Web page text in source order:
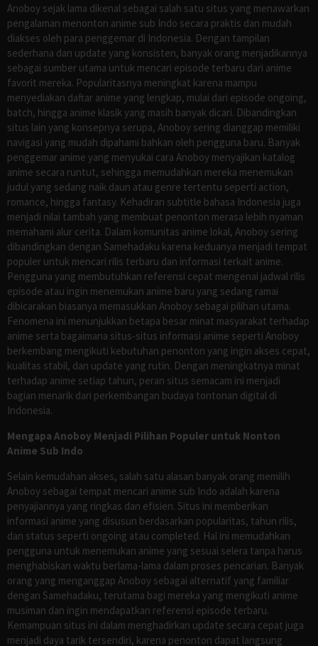
Anoboy sejak lama dikenal sebagai salah satu situs yang menawarkan
pengalaman menonton anime sub Indo secara praktis dan mudah
diakses oleh para penggemar di Indonesia. Dengan tampilan
sederhana dan update yang konsisten, banyak orang menjadikannya
sebagai sumber utama untuk mencari episode terbaru dari anime
favorit mereka. Popularitasnya meningkat karena mampu
menyediakan daftar anime yang lengkap, mulai dari episode ongoing,
batch, hingga anime klasik yang masih banyak dicari. Dibandingkan
situs lain yang konsepnya serupa, Anoboy sering dianggap memiliki
navigasi yang mudah dipahami bahkan oleh pengguna baru. Banyak
penggemar anime yang menyukai cara Anoboy menyajikan katalog
anime secara runtut, sehingga memudahkan mereka menemukan
judul yang sedang naik daun atau genre tertentu seperti action,
romance, hingga fantasy. Kehadiran subtitle bahasa Indonesia juga
menjadi nilai tambah yang membuat penonton merasa lebih nyaman
memahami alur cerita. Dalam komunitas anime lokal, Anoboy sering
dibandingkan dengan Samehadaku karena keduanya menjadi tempat
populer untuk mencari rilis terbaru dan informasi terkait anime.
Pengguna yang membutuhkan referensi cepat mengenai jadwal rilis
episode atau ingin menemukan anime baru yang sedang ramai
dibicarakan biasanya memasukkan Anoboy sebagai pilihan utama.
Fenomena ini menunjukkan betapa besar minat masyarakat terhadap
anime serta bagaimana situs-situs informasi anime seperti Anoboy
berkembang mengikuti kebutuhan penonton yang ingin akses cepat,
kualitas stabil, dan update yang rutin. Dengan meningkatnya minat
terhadap anime setiap tahun, peran situs semacam ini menjadi
bagian menarik dari perkembangan budaya tontonan digital di
Indonesia.
Mengapa Anoboy Menjadi Pilihan Populer untuk Nonton
Anime Sub Indo
Selain kemudahan akses, salah satu alasan banyak orang memilih
Anoboy sebagai tempat mencari anime sub Indo adalah karena
penyajiannya yang ringkas dan efisien. Situs ini memberikan
informasi anime yang disusun berdasarkan popularitas, tahun rilis,
dan status seperti ongoing atau completed. Hal ini memudahkan
pengguna untuk menemukan anime yang sesuai selera tanpa harus
menghabiskan waktu berlama-lama dalam proses pencarian. Banyak
orang yang menganggap Anoboy sebagai alternatif yang familiar
dengan Samehadaku, terutama bagi mereka yang mengikuti anime
musiman dan ingin mendapatkan referensi episode terbaru.
Kemampuan situs ini dalam menghadirkan update secara cepat juga
menjadi daya tarik tersendiri, karena penonton dapat langsung